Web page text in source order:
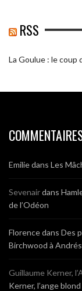
RSS
La Goulue : le coup
Emiliedans Les
Sevenairdans
de l’Odéon
Florencedans Des
Birchwood à
Guillaume Kerner,
Kerner, l’ange